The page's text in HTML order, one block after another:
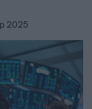
2025